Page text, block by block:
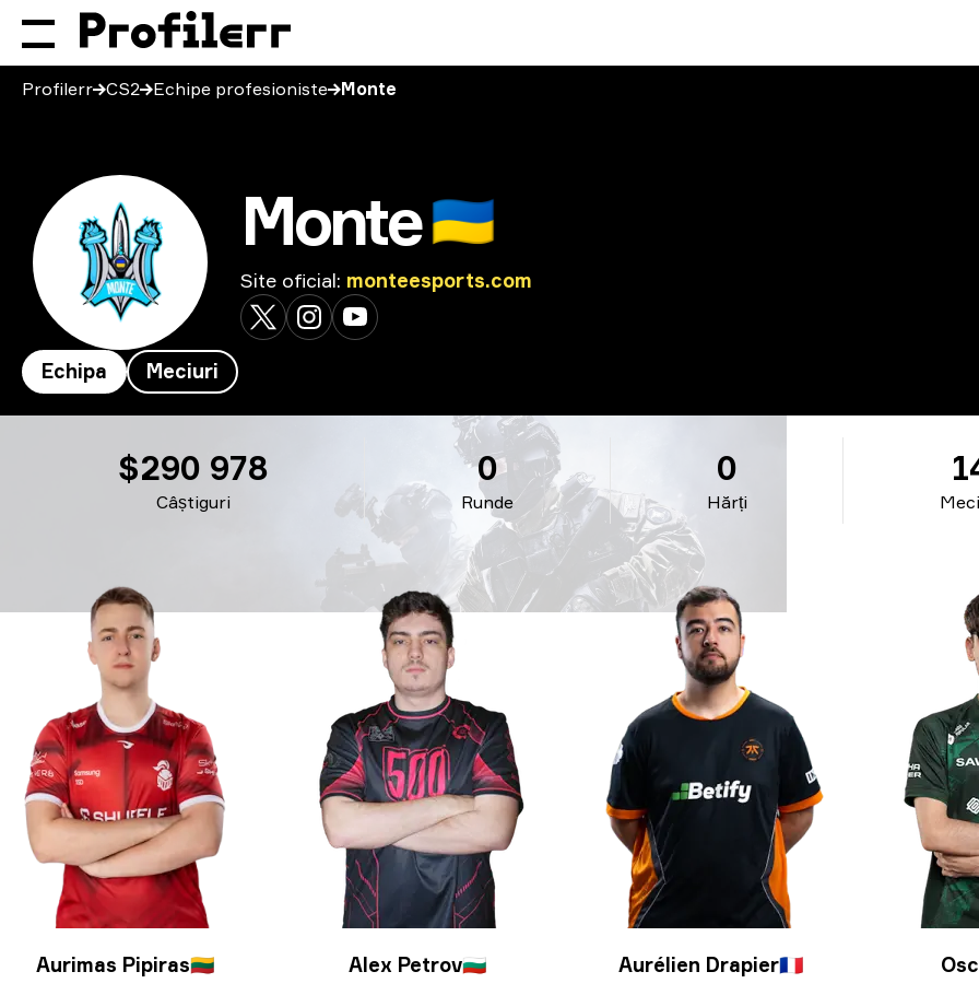
Profilerr CS2 Echipe profesioniste Monte
Monte 🇺🇦
Site oficial: monteesports.com
Echipa Meciuri
Câștiguri
$290 978
Runde
0
Hărți
0
Aurimas Pipiras🇱🇹 Alex Petrov🇧🇬 Aurélien Drapier🇫🇷